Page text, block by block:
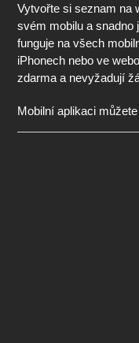
Vytvořte si seznam na
svém mobilu a snadno
funguje na všech
iPhonech nebo ve
zdarma a nevyžadují
Mobilní aplikaci